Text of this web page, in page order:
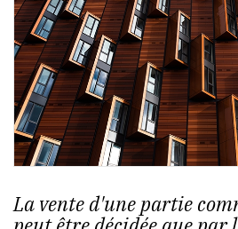
La vente d'une partie